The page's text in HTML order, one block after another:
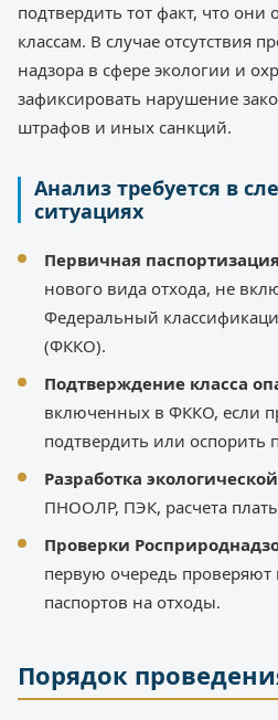
подтвердить тот факт, что они
классам. В случае отсутствия
надзора в сфере экологии и
зафиксировать нарушение
штрафов и иных санкций.
Анализ требуется в
ситуациях
Первичная
нового вида отхода, не
Федеральный
(ФККО).
Подтверждение класса
включенных в ФККО, если
подтвердить или оспорить
Разработка
ПНООЛР, ПЭК, расчета
Проверки
первую очередь проверяют
паспортов на отходы.
Порядок